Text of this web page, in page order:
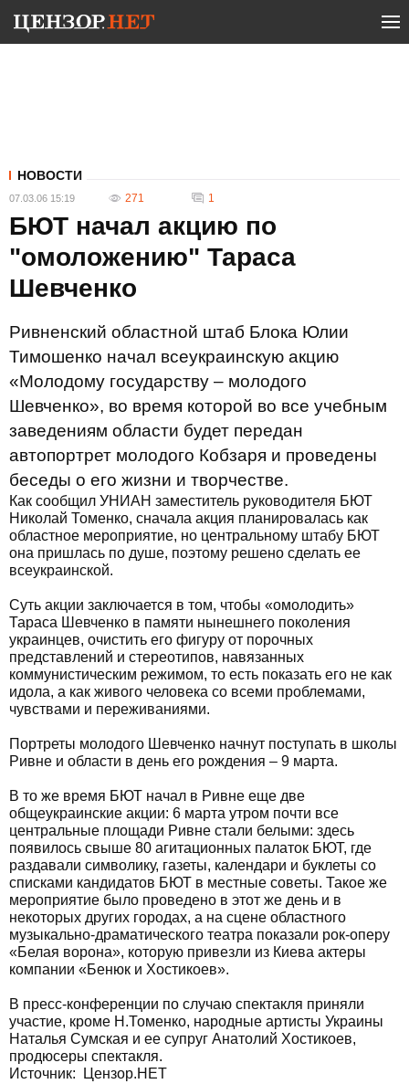
НОВОСТИ
07.03.06 15:19 271 1
БЮТ начал акцию по
"омоложению" Тараса
Шевченко
Ривненский областной штаб Блока Юлии
Тимошенко начал всеукраинскую акцию
«Молодому государству – молодого
Шевченко», во время которой во все учебным
заведениям области будет передан
автопортрет молодого Кобзаря и проведены
беседы о его жизни и творчестве.
Как сообщил УНИАН заместитель руководителя БЮТ
Николай Томенко, сначала акция планировалась как
областное мероприятие, но центральному штабу БЮТ
она пришлась по душе, поэтому решено сделать ее
всеукраинской.
Суть акции заключается в том, чтобы «омолодить»
Тараса Шевченко в памяти нынешнего поколения
украинцев, очистить его фигуру от порочных
представлений и стереотипов, навязанных
коммунистическим режимом, то есть показать его не как
идола, а как живого человека со всеми проблемами,
чувствами и переживаниями.
Портреты молодого Шевченко начнут поступать в школы
Ривне и области в день его рождения – 9 марта.
В то же время БЮТ начал в Ривне еще две
общеукраинские акции: 6 марта утром почти все
центральные площади Ривне стали белыми: здесь
появилось свыше 80 агитационных палаток БЮТ, где
раздавали символику, газеты, календари и буклеты со
списками кандидатов БЮТ в местные советы. Такое же
мероприятие было проведено в этот же день и в
некоторых других городах, а на сцене областного
музыкально-драматического театра показали рок-оперу
«Белая ворона», которую привезли из Киева актеры
компании «Бенюк и Хостикоев».
В пресс-конференции по случаю спектакля приняли
участие, кроме Н.Томенко, народные артисты Украины
Наталья Сумская и ее супруг Анатолий Хостикоев,
продюсеры спектакля.
Источник: Цензор.НЕТ